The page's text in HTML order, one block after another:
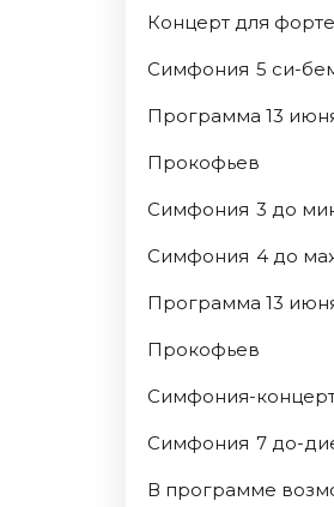
Концерт для
Симфония 5 си-
Программа 13
Прокофьев
Симфония 3 до
Симфония 4 до
Программа 13
Прокофьев
Симфония-
Симфония 7 до-
В программе